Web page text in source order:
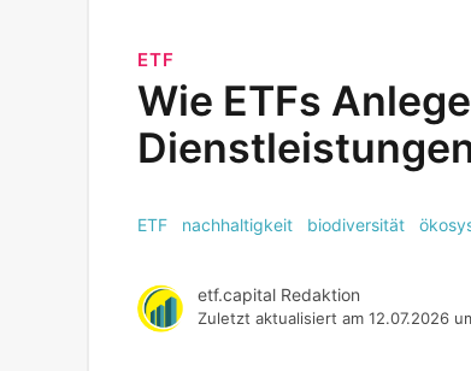
ETF
Wie ETFs
ETF nachhaltigkeit biodiversität
etf.capital Redaktion
Zuletzt aktualisiert am 12.07.2026